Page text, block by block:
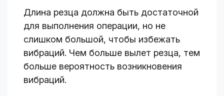
Длина резца должна быть достаточной
для выполнения операции, но не
слишком большой, чтобы избежать
вибраций. Чем больше вылет резца, тем
больше вероятность возникновения
вибраций.